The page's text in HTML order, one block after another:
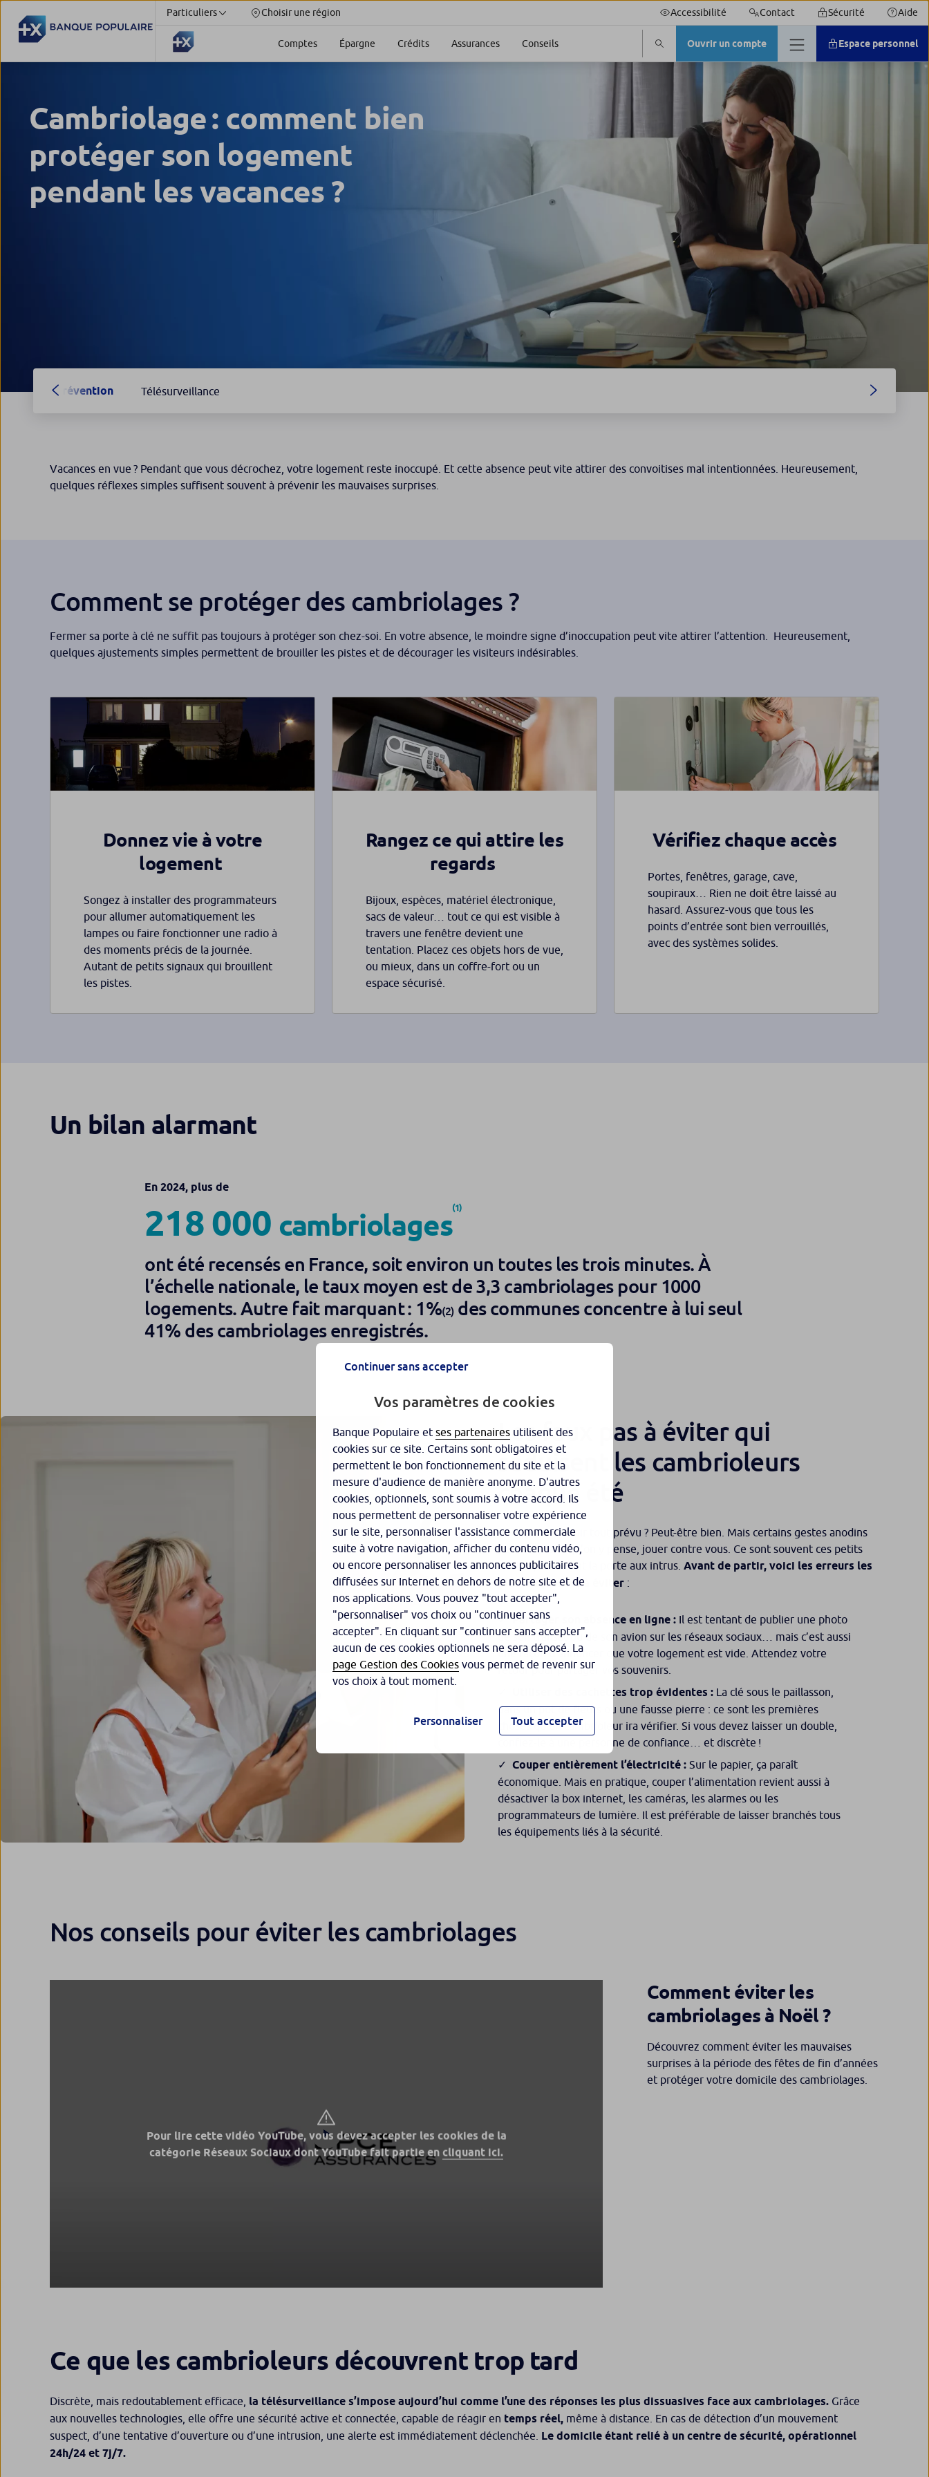
Particuliers Choisir une région Accessibilité Contact Sécurité Aide
Comptes Épargne Crédits Assurances Conseils Ouvrir un compte Espace personnel
Cambriolage : comment bien
protéger son logement
pendant les vacances ?
Prévention Télésurveillance
Vacances en vue ? Pendant que vous décrochez, votre logement reste inoccupé. Et cette absence peut vite attirer des convoitises mal intentionnées. Heureusement,
quelques réflexes simples suffisent souvent à prévenir les mauvaises surprises.
Comment se protéger des cambriolages ?
Fermer sa porte à clé ne suffit pas toujours à protéger son chez-soi. En votre absence, le moindre signe d’inoccupation peut vite attirer l’attention. Heureusement,
quelques ajustements simples permettent de brouiller les pistes et de décourager les visiteurs indésirables.
Donnez vie à votre
logement
Songez à installer des programmateurs
pour allumer automatiquement les
lampes ou faire fonctionner une radio à
des moments précis de la journée.
Autant de petits signaux qui brouillent
les pistes.
Rangez ce qui attire les
regards
Bijoux, espèces, matériel électronique,
sacs de valeur… tout ce qui est visible à
travers une fenêtre devient une
tentation. Placez ces objets hors de vue,
ou mieux, dans un coffre-fort ou un
espace sécurisé.
Vérifiez chaque accès
Portes, fenêtres, garage, cave,
soupiraux… Rien ne doit être laissé au
hasard. Assurez-vous que tous les
points d’entrée sont bien verrouillés,
avec des systèmes solides.
Un bilan alarmant
En 2024, plus de
218 000 cambriolages
(1)
ont été recensés en France, soit environ un toutes les trois minutes. À
l’échelle nationale, le taux moyen est de 3,3 cambriolages pour 1000
logements. Autre fait marquant : 1%(2)des communes concentre à lui seul
41% des cambriolages enregistrés.
Les faux pas à éviter qui
séduisent les cambrioleurs
chaque été
Vous pensez avoir tout prévu ? Peut-être bien. Mais certains gestes anodins
peuvent, sans qu’on y pense, jouer contre vous. Ce sont souvent ces petits
oublis qui ouvrent la porte aux intrus. Avant de partir, voici les erreurs les
plus fréquentes à éviter :
Partager son absence en ligne : Il est tentant de publier une photo
de son transat ou de son avion sur les réseaux sociaux… mais c’est aussi
une façon d’annoncer que votre logement est vide. Attendez votre
retour pour partager vos souvenirs.
Utiliser des cachettes trop évidentes : La clé sous le paillasson,
dans un pot de fleurs ou une fausse pierre : ce sont les premières
choses qu’un cambrioleur ira vérifier. Si vous devez laisser un double,
confiez-le à une personne de confiance… et discrète !
Couper entièrement l’électricité : Sur le papier, ça paraît
économique. Mais en pratique, couper l’alimentation revient aussi à
désactiver la box internet, les caméras, les alarmes ou les
programmateurs de lumière. Il est préférable de laisser branchés tous
les équipements liés à la sécurité.
Nos conseils pour éviter les cambriolages
Pour lire cette vidéo YouTube, vous devez accepter les cookies de la
catégorie Réseaux Sociaux dont YouTube fait partie en cliquant ici.
Comment éviter les
cambriolages à Noël ?
Découvrez comment éviter les mauvaises
surprises à la période des fêtes de fin d’années
et protéger votre domicile des cambriolages.
Ce que les cambrioleurs découvrent trop tard
Discrète, mais redoutablement efficace, la télésurveillance s’impose aujourd’hui comme l’une des réponses les plus dissuasives face aux cambriolages. Grâce
aux nouvelles technologies, elle offre une sécurité active et connectée, capable de réagir en temps réel, même à distance. En cas de détection d’un mouvement
suspect, d’une tentative d’ouverture ou d’une intrusion, une alerte est immédiatement déclenchée. Le domicile étant relié à un centre de sécurité, opérationnel
24h/24 et 7j/7.
Continuer sans accepter
Vos paramètres de cookies
Banque Populaire et ses partenaires utilisent des
cookies sur ce site. Certains sont obligatoires et
permettent le bon fonctionnement du site et la
mesure d'audience de manière anonyme. D'autres
cookies, optionnels, sont soumis à votre accord. Ils
nous permettent de personnaliser votre expérience
sur le site, personnaliser l'assistance commerciale
suite à votre navigation, afficher du contenu vidéo,
ou encore personnaliser les annonces publicitaires
diffusées sur Internet en dehors de notre site et de
nos applications. Vous pouvez "tout accepter",
"personnaliser" vos choix ou "continuer sans
accepter". En cliquant sur "continuer sans accepter",
aucun de ces cookies optionnels ne sera déposé. La
page Gestion des Cookies vous permet de revenir sur
vos choix à tout moment.
Personnaliser Tout accepter